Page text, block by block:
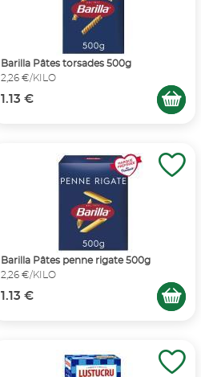
Barilla Pâtes torsades 500g
2,26 €/KILO
1.13 €
Barilla Pâtes penne rigate 500g
2,26 €/KILO
1.13 €